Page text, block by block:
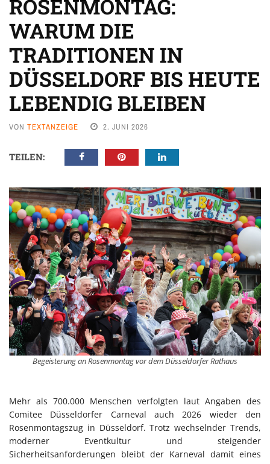
ROSENMONTAG:
WARUM DIE
TRADITIONEN IN
DÜSSELDORF BIS HEUTE
LEBENDIG BLEIBEN
VON TEXTANZEIGE 2. JUNI 2026
TEILEN:
Begeisterung an Rosenmontag vor dem Düsseldorfer Rathaus
Mehr als 700.000 Menschen verfolgten laut Angaben des
Comitee Düsseldorfer Carneval auch 2026 wieder den
Rosenmontagszug in Düsseldorf. Trotz wechselnder Trends,
moderner Eventkultur und steigender
Sicherheitsanforderungen bleibt der Karneval damit eines